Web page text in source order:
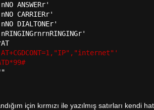
ANSWERr'
CARRIERr'
DIALTONEr'
için kırmızı ile yazılmış satırları